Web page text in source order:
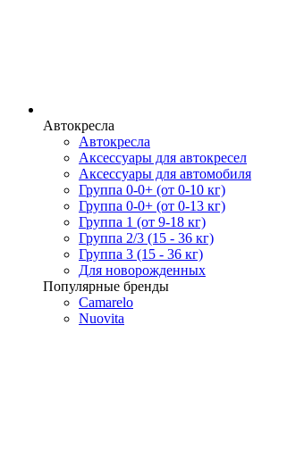
Автокресла
Автокресла
Аксессуары для автокресел
Аксессуары для автомобиля
Группа 0-0+ (от 0-10 кг)
Группа 0-0+ (от 0-13 кг)
Группа 1 (от 9-18 кг)
Группа 2/3 (15 - 36 кг)
Группа 3 (15 - 36 кг)
Для новорожденных
Популярные бренды
Camarelo
Nuovita